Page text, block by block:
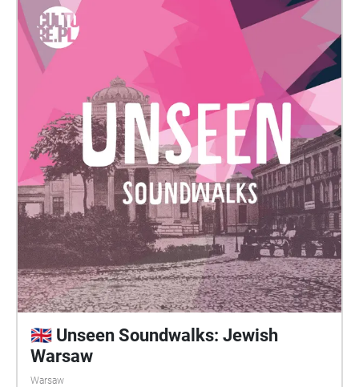
🇬🇧 Unseen Soundwalks: Jewish
Warsaw
Warsaw